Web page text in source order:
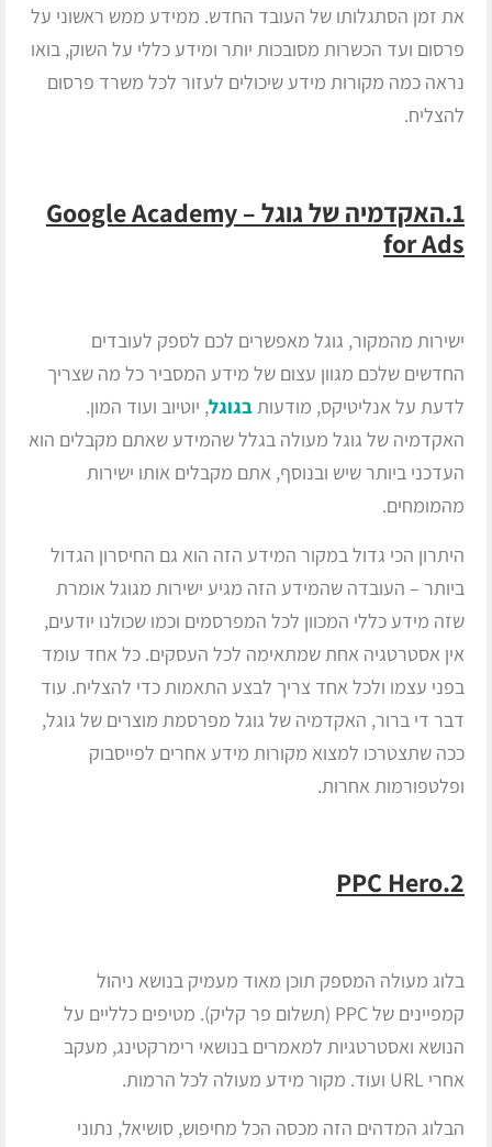
את זמן הסתגלותו של העובד החדש. ממידע ממש ראשוני על
פרסום ועד הכשרות מסובכות יותר ומידע כללי על השוק, בואו
נראה כמה מקורות מידע שיכולים לעזור לכל משרד פרסום
להצליח.
1.האקדמיה של גוגל – Google Academy
for Ads
ישירות מהמקור, גוגל מאפשרים לכם לספק לעובדים
החדשים שלכם מגוון עצום של מידע המסביר כל מה שצריך
לדעת על אנליטיקס, מודעותבגוגל, יוטיוב ועוד המון.
האקדמיה של גוגל מעולה בגלל שהמידע שאתם מקבלים הוא
העדכני ביותר שיש ובנוסף, אתם מקבלים אותו ישירות
מהמומחים.
היתרון הכי גדול במקור המידע הזה הוא גם החיסרון הגדול
ביותר – העובדה שהמידע הזה מגיע ישירות מגוגל אומרת
שזה מידע כללי המכוון לכל המפרסמים וכמו שכולנו יודעים,
אין אסטרטגיה אחת שמתאימה לכל העסקים. כל אחד עומד
בפני עצמו ולכל אחד צריך לבצע התאמות כדי להצליח. עוד
דבר די ברור, האקדמיה של גוגל מפרסמת מוצרים של גוגל,
ככה שתצטרכו למצוא מקורות מידע אחרים לפייסבוק
ופלטפורמות אחרות.
2.PPC Hero
בלוג מעולה המספק תוכן מאוד מעמיק בנושא ניהול
קמפיינים של PPC (תשלום פר קליק). מטיפים כלליים על
הנושא ואסטרטגיות למאמרים בנושאי רימרקטינג, מעקב
אחרי URL ועוד. מקור מידע מעולה לכל הרמות.
הבלוג המדהים הזה מכסה הכל מחיפוש, סושיאל, נתוני